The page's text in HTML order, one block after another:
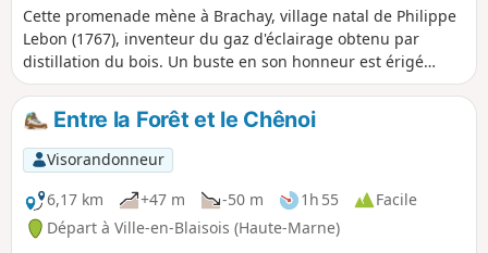
Cette promenade mène à Brachay, village natal de Philippe
Lebon (1767), inventeur du gaz d'éclairage obtenu par
distillation du bois. Un buste en son honneur est érigé
devant la mairie, et l'on peut voir, également, deux maisons
lui ayant appartenu.
Entre la Forêt et le Chênoi
Visorandonneur
6,17 km
+47 m -50 m 1h 55
Facile
Départ à Ville-en-Blaisois (Haute-Marne)